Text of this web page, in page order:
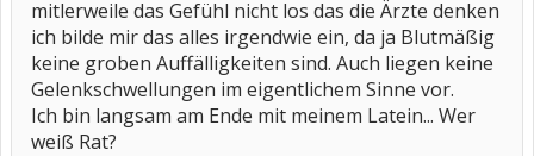
mitlerweile das Gefühl nicht los das die Ärzte denken
ich bilde mir das alles irgendwie ein, da ja Blutmäßig
keine groben Auffälligkeiten sind. Auch liegen keine
Gelenkschwellungen im eigentlichem Sinne vor.
Ich bin langsam am Ende mit meinem Latein... Wer
weiß Rat?